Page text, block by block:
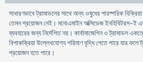
সাধারণভাবে ট্রামাডলের সাথে অন্য ওষুধের পারষ্পরিক
তেমন প্রয়োজন নেই। মনোএমাইন অক্সিডেজ ইনহিবিটরস-ই
ব্যবহারের জন্য নির্দেশিত নয়। কার্বামাজেপিন ও ট্রামাডল
বিপাকক্রিয়া উল্লেখযোগ্য পরিমাণ বৃদ্ধি পেতে পারে যার ফলে
প্রয়োজন হতে পারে।